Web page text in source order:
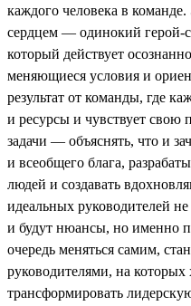
каждого человека в
сердцем — одинокий герой-
который действует
меняющиеся условия и
результат от команды, где
и ресурсы и чувствует свою
задачи — объяснять, что и
и всеобщего блага,
людей и создавать
идеальных руководителей
и будут нюансы, но именно
очередь меняться самим,
руководителями, на которых
трансформировать